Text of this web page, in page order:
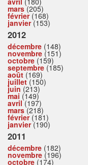
mars(205)
février(168)
janvier(153)
2012
décembre (148)
novembre (151)
octobre (159)
septembre (185)
août (169)
juillet(150)
juin (213)
mai (149)
avril(197)
mars(218)
février(181)
janvier(190)
2011
décembre (182)
novembre (196)
octobre (174)